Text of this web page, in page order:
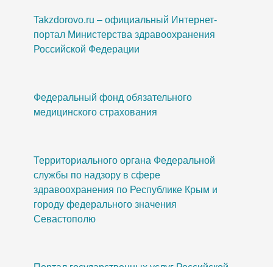
Takzdorovo.ru – официальный Интернет-
портал Министерства здравоохранения
Российской Федерации
Федеральный фонд обязательного
медицинского страхования
Территориального органа Федеральной
службы по надзору в сфере
здравоохранения по Республике Крым и
городу федерального значения
Севастополю